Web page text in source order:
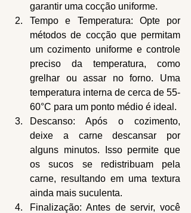
garantir uma cocção uniforme.
Tempo e Temperatura: Opte por
métodos de cocção que permitam
um cozimento uniforme e controle
preciso da temperatura, como
grelhar ou assar no forno. Uma
temperatura interna de cerca de 55-
60°C para um ponto médio é ideal.
Descanso: Após o cozimento,
deixe a carne descansar por
alguns minutos. Isso permite que
os sucos se redistribuam pela
carne, resultando em uma textura
ainda mais suculenta.
Finalização: Antes de servir, você